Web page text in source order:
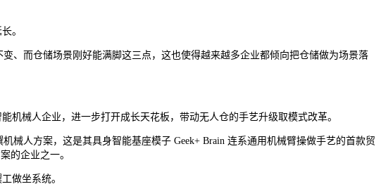
。
而仓储场景刚好能满脚这三点，这也使得越来越多企业都倾向把仓储做为场景落
械人企业，进一步打开成长天花板，带动无人仓的手艺升级取模式改革。
人方案，这是其具身智能基座模子 Geek+ Brain 连系通用机械臂操做手艺的首款贸
的企业之一。
做坐系统。